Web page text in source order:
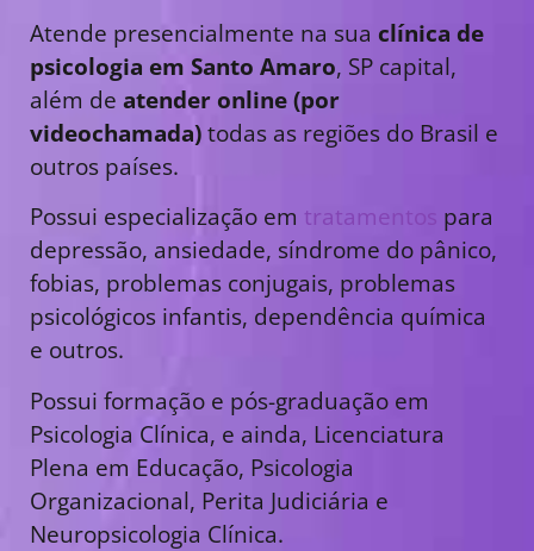
Atende presencialmente na sua clínica de
psicologia em Santo Amaro, SP capital,
além de atender online (por
videochamada)todas as regiões do Brasil e
outros países.
Possui especialização em tratamentos para
depressão, ansiedade, síndrome do pânico,
fobias, problemas conjugais, problemas
psicológicos infantis, dependência química
e outros.
Possui formação e pós-graduação em
Psicologia Clínica, e ainda, Licenciatura
Plena em Educação, Psicologia
Organizacional, Perita Judiciária e
Neuropsicologia Clínica.